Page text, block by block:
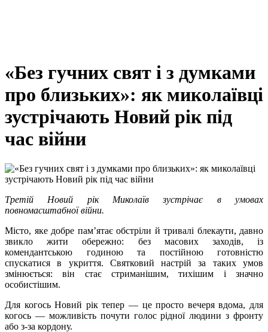
«Без гучних свят і з думками
про близьких»: як миколаївці
зустрічають Новий рік під
час війни
Третій Новий рік Миколаїв зустрічає в умовах
повномасштабної війни.
Місто, яке добре пам’ятає обстріли й тривалі блекаути, давно
звикло жити обережно: без масових заходів, із
комендантською годиною та постійною готовністю
спускатися в укриття. Святковий настрій за таких умов
змінюється: він стає стриманішим, тихішим і значно
особистішим.
Для когось Новий рік тепер — це просто вечеря вдома, для
когось — можливість почути голос рідної людини з фронту
або з-за кордону.